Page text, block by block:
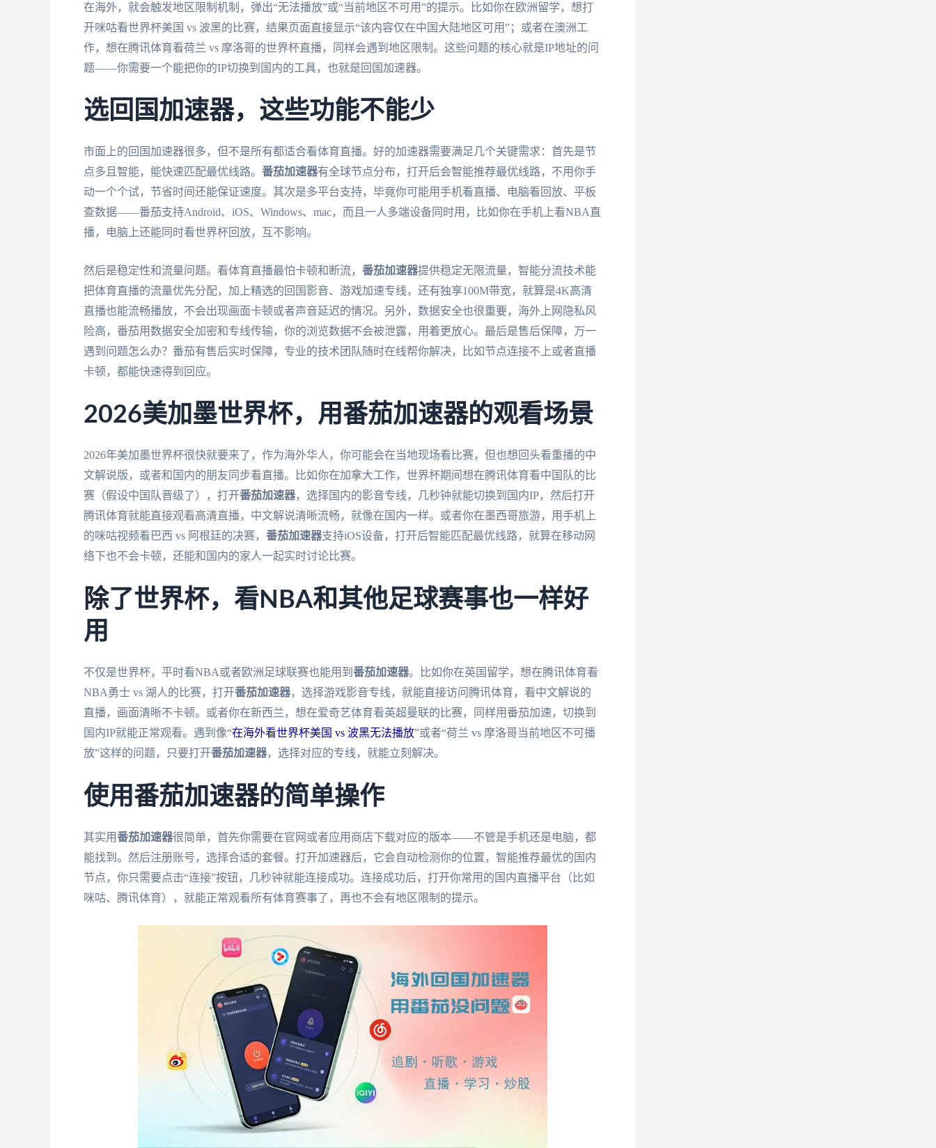
在海外，就会触发地区限制机制，弹出“无法播放”或“当前地区不可用”的提示。比如你在欧洲留学，想打
开咪咕看世界杯美国 vs 波黑的比赛，结果页面直接显示“该内容仅在中国大陆地区可用”；或者在澳洲工
作，想在腾讯体育看荷兰 vs 摩洛哥的世界杯直播，同样会遇到地区限制。这些问题的核心就是IP地址的问
题——你需要一个能把你的IP切换到国内的工具，也就是回国加速器。
选回国加速器，这些功能不能少
市面上的回国加速器很多，但不是所有都适合看体育直播。好的加速器需要满足几个关键需求：首先是节
点多且智能，能快速匹配最优线路。 番茄加速器有全球节点分布，打开后会智能推荐最优线路，不用你手
动一个个试，节省时间还能保证速度。其次是多平台支持，毕竟你可能用手机看直播、电脑看回放、平板
查数据——番茄支持Android、iOS、Windows、mac，而且一人多端设备同时用，比如你在手机上看NBA直
播，电脑上还能同时看世界杯回放，互不影响。
然后是稳定性和流量问题。看体育直播最怕卡顿和断流， 番茄加速器提供稳定无限流量，智能分流技术能
把体育直播的流量优先分配，加上精选的回国影音、游戏加速专线，还有独享100M带宽，就算是4K高清
直播也能流畅播放，不会出现画面卡顿或者声音延迟的情况。另外，数据安全也很重要，海外上网隐私风
险高，番茄用数据安全加密和专线传输，你的浏览数据不会被泄露，用着更放心。最后是售后保障，万一
遇到问题怎么办？番茄有售后实时保障，专业的技术团队随时在线帮你解决，比如节点连接不上或者直播
卡顿，都能快速得到回应。
2026美加墨世界杯，用番茄加速器的观看场景
2026年美加墨世界杯很快就要来了，作为海外华人，你可能会在当地现场看比赛，但也想回头看重播的中
文解说版，或者和国内的朋友同步看直播。比如你在加拿大工作，世界杯期间想在腾讯体育看中国队的比
赛（假设中国队晋级了），打开番茄加速器，选择国内的影音专线，几秒钟就能切换到国内IP，然后打开
腾讯体育就能直接观看高清直播，中文解说清晰流畅，就像在国内一样。或者你在墨西哥旅游，用手机上
的咪咕视频看巴西 vs 阿根廷的决赛， 番茄加速器支持iOS设备，打开后智能匹配最优线路，就算在移动网
络下也不会卡顿，还能和国内的家人一起实时讨论比赛。
除了世界杯，看NBA和其他足球赛事也一样好
用
不仅是世界杯，平时看NBA或者欧洲足球联赛也能用到 番茄加速器。比如你在英国留学，想在腾讯体育看
NBA勇士 vs 湖人的比赛，打开番茄加速器，选择游戏影音专线，就能直接访问腾讯体育，看中文解说的
直播，画面清晰不卡顿。或者你在新西兰，想在爱奇艺体育看英超曼联的比赛，同样用番茄加速，切换到
国内IP就能正常观看。遇到像“在海外看世界杯美国 vs 波黑无法播放”或者“荷兰 vs 摩洛哥当前地区不可播
放”这样的问题，只要打开番茄加速器，选择对应的专线，就能立刻解决。
使用番茄加速器的简单操作
其实用番茄加速器很简单，首先你需要在官网或者应用商店下载对应的版本——不管是手机还是电脑，都
能找到。然后注册账号，选择合适的套餐。打开加速器后，它会自动检测你的位置，智能推荐最优的国内
节点，你只需要点击“连接”按钮，几秒钟就能连接成功。连接成功后，打开你常用的国内直播平台（比如
咪咕、腾讯体育），就能正常观看所有体育赛事了，再也不会有地区限制的提示。